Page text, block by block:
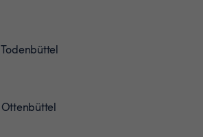
Todenbüttel
Ottenbüttel